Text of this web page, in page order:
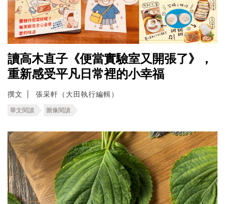
讀高木直子《便當實驗室又開張了》，
重新感受平凡日常裡的小幸福
撰文 張采軒（大田執行編輯）
華文閱讀 圖像閱讀